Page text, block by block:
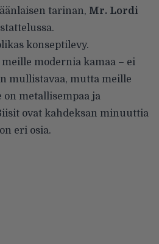
tarinan, Mr. Lordi
konseptilevy.
modernia kamaa – ei
mullistavaa, mutta meille
on metallisempaa ja
ovat kahdeksan minuuttia
eri osia.